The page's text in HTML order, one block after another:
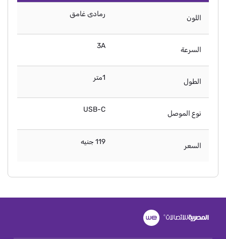
اللون رمادى غامق
السرعة 3A
الطول 1متر
نوع الموصل USB-C
السعر 119 جنيه